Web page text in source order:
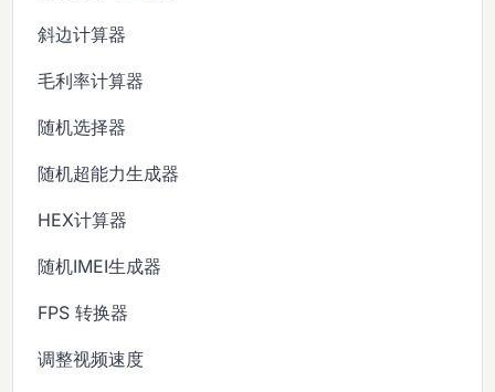
斜边计算器
毛利率计算器
随机选择器
随机超能力生成器
HEX计算器
随机IMEI生成器
FPS 转换器
调整视频速度